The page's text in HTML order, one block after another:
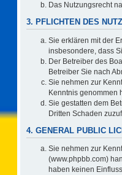
Das Nutzungsrecht
3. PFLICHTEN DES
Sie erklären mit der
insbesondere, dass
Der Betreiber des
Betreiber Sie nach
Sie nehmen zur
Kenntnis genommen
Sie gestatten dem
Dritten Schaden
4. GENERAL PUBLIC
Sie nehmen zur
(www.phpbb.com)
haben keinen